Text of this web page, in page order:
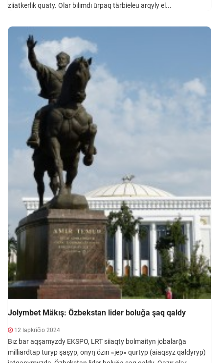
ziiatkerlık quaty. Olar bılımdı ūrpaq tärbieleu arqyly el...
Jolymbet Mäkış: Özbekstan lider boluǧa şaq qaldy
12 lapkričio 2024
Bız bar aqşamyzdy EKSPO, LRT siiaqty bolmaityn jobalarǧa
milliardtap tūryp şaşyp, onyŋ özın «jep» qūrtyp (aiaqsyz qaldyryp)